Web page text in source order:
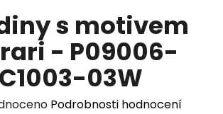
s motivem
- P09006-
03W
Podrobnosti hodnocení